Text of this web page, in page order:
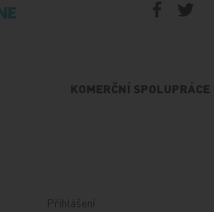
KOMERČNÍ SPOLUPRÁCE
Přihlášení